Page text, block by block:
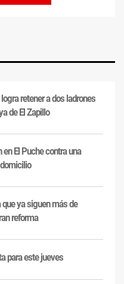
retener a dos ladrones
de El Zapillo
El Puche contra una
ya siguen más de
reforma
para este jueves